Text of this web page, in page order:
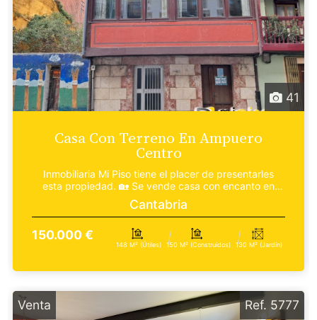
41
Casa Con Terreno En Ampuero
Centro
Inmobiliaria Mi Piso tiene el placer de presentarles
esta propiedad. 🏡 Se vende casa con encanto en
ple...
Cantabria
150.000 €
148 M² (útiles) 150 M² (construidos) 130 M² (jardín)
Venta Ref. 5777